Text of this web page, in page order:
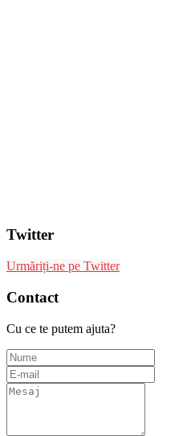
Twitter
Urmăriți-ne pe Twitter
Contact
Cu ce te putem ajuta?